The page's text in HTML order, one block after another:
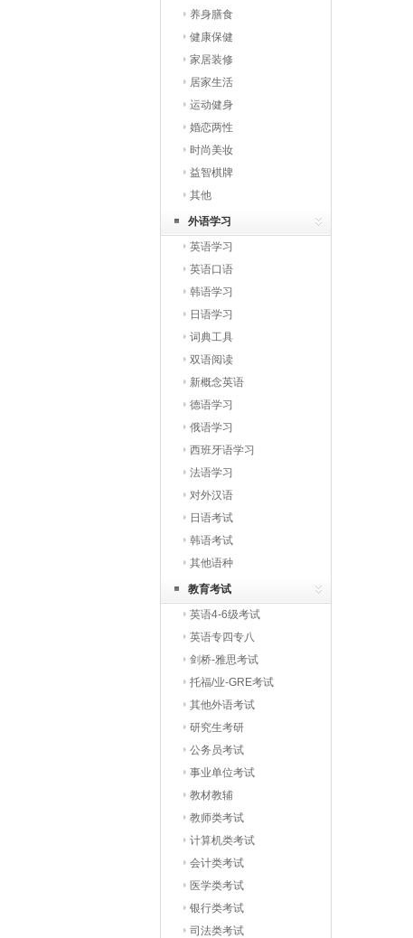
养身膳食
健康保健
家居装修
居家生活
运动健身
婚恋两性
时尚美妆
益智棋牌
其他
外语学习
英语学习
英语口语
韩语学习
日语学习
词典工具
双语阅读
新概念英语
德语学习
俄语学习
西班牙语学习
法语学习
对外汉语
日语考试
韩语考试
其他语种
教育考试
英语4-6级考试
英语专四专八
剑桥-雅思考试
托福/业-GRE考试
其他外语考试
研究生考研
公务员考试
事业单位考试
教材教辅
教师类考试
计算机类考试
会计类考试
医学类考试
银行类考试
司法类考试